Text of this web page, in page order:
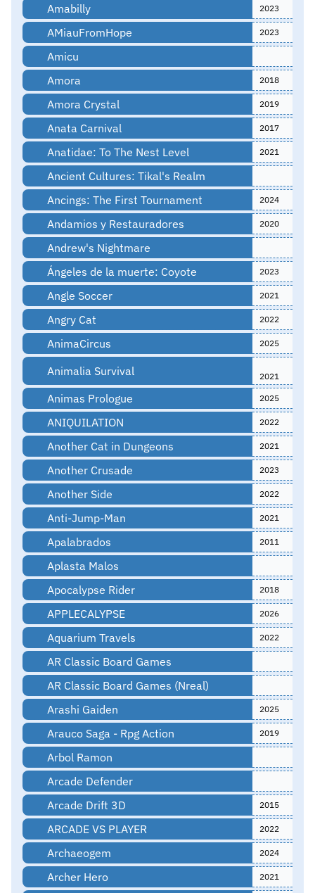
Amabilly 2023
AMiauFromHope 2023
Amicu
Amora
2018
Amora Crystal 2019
Anata Carnival 2017
Anatidae: To The Nest Level 2021
Ancient Cultures: Tikal's Realm
Ancings: The First Tournament
2024
Andamios y Restauradores 2020
Andrew's Nightmare
Ángeles de la muerte: Coyote
2023
Angle Soccer 2021
Angry Cat 2022
AnimaCircus 2025
Animalia Survival 2021
Animas Prologue 2025
ANIQUILATION 2022
Another Cat in Dungeons 2021
Another Crusade 2023
Another Side 2022
Anti-Jump-Man 2021
Apalabrados 2011
Aplasta Malos
Apocalypse Rider
2018
APPLECALYPSE 2026
Aquarium Travels 2022
AR Classic Board Games
AR Classic Board Games (Nreal)
Arashi Gaiden
2025
Arauco Saga - Rpg Action 2019
Arbol Ramon
Arcade Defender
Arcade Drift 3D
2015
ARCADE VS PLAYER 2022
Archaeogem 2024
Archer Hero 2021